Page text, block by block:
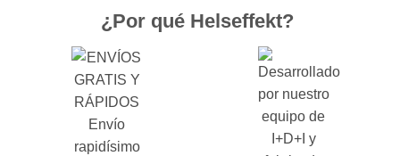
¿Por qué Helseffekt?